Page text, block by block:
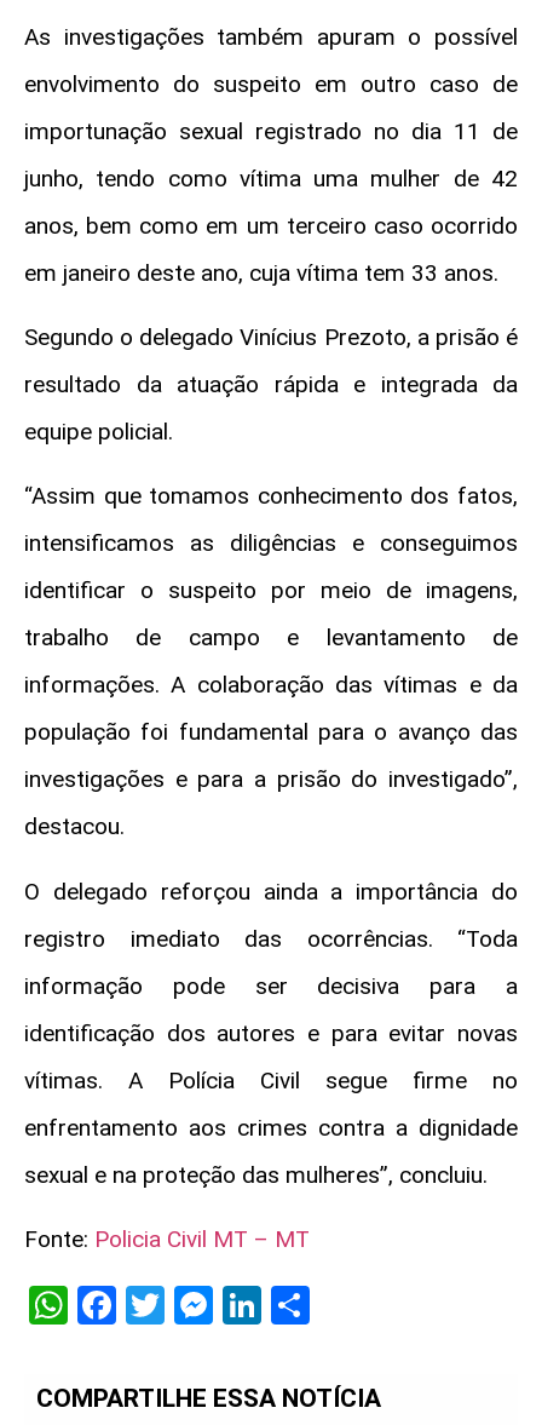
As investigações também apuram o possível
envolvimento do suspeito em outro caso de
importunação sexual registrado no dia 11 de
junho, tendo como vítima uma mulher de 42
anos, bem como em um terceiro caso ocorrido
em janeiro deste ano, cuja vítima tem 33 anos.
Segundo o delegado Vinícius Prezoto, a prisão é
resultado da atuação rápida e integrada da
equipe policial.
“Assim que tomamos conhecimento dos fatos,
intensificamos as diligências e conseguimos
identificar o suspeito por meio de imagens,
trabalho de campo e levantamento de
informações. A colaboração das vítimas e da
população foi fundamental para o avanço das
investigações e para a prisão do investigado”,
destacou.
O delegado reforçou ainda a importância do
registro imediato das ocorrências. “Toda
informação pode ser decisiva para a
identificação dos autores e para evitar novas
vítimas. A Polícia Civil segue firme no
enfrentamento aos crimes contra a dignidade
sexual e na proteção das mulheres”, concluiu.
Fonte: Policia Civil MT – MT
WhatsApp
Facebook
Twitter
Messenger
LinkedIn
COMPARTILHE ESSA NOTÍCIA